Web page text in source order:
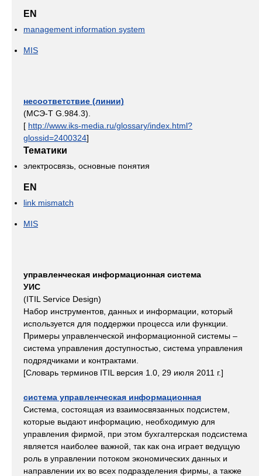
EN
management information system
MIS
несоответствие (линии)
(МСЭ-Т G.984.3).
[ http://www.iks-media.ru/glossary/index.html?
glossid=2400324]
Тематики
электросвязь, основные понятия
EN
link mismatch
MIS
управленческая информационная система
УИС
(ITIL Service Design)
Набор инструментов, данных и информации, который
используется для поддержки процесса или функции.
Примеры управленческой информационной системы –
система управления доступностью, система управления
подрядчиками и контрактами.
[Словарь терминов ITIL версия 1.0, 29 июля 2011 г.]
система управленческая информационная
Система, состоящая из взаимосвязанных подсистем,
которые выдают информацию, необходимую для
управления фирмой, при этом бухгалтерская подсистема
является наиболее важной, так как она играет ведущую
роль в управлении потоком экономических данных и
направлении их во всех подразделения фирмы, а также